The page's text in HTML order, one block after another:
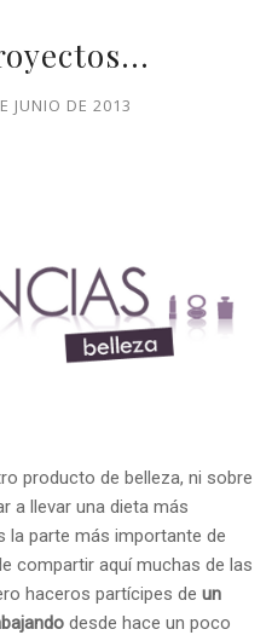
JUNIO DE 2013
producto de belleza, ni sobre
a llevar una dieta más
la parte más importante de
compartir aquí muchas de las
haceros partícipes de un
desde hace un poco